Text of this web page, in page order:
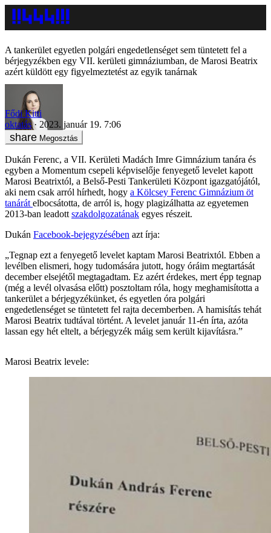
A tankerület egyetlen polgári engedetlenséget sem tüntetett fel a
bérjegyzékben egy VII. kerületi gimnáziumban, de Marosi Beatrix
azért küldött egy figyelmeztetést az egyik tanárnak
Fődi Kitti
oktatás
2023. január 19. 7:06
Megosztás
Dukán Ferenc, a VII. Kerületi Madách Imre Gimnázium tanára és
egyben a Momentum csepeli képviselője fenyegető levelet kapott
Marosi Beatrixtól, a Belső-Pesti Tankerületi Központ igazgatójától,
aki nem csak arról hírhedt, hogy a Kölcsey Ferenc Gimnázium öt
tanárát elbocsátotta, de arról is, hogy plagizálhatta az egyetemen
2013-ban leadott szakdolgozatának egyes részeit.
Dukán Facebook-bejegyzésében azt írja:
„Tegnap ezt a fenyegető levelet kaptam Marosi Beatrixtól. Ebben a
levélben elismeri, hogy tudomására jutott, hogy óráim megtartását
december elsejétől megtagadtam. Ez azért érdekes, mert épp tegnap
(még a levél olvasása előtt) posztoltam róla, hogy meghamisította a
tankerület a bérjegyzékünket, és egyetlen óra polgári
engedetlenséget se tüntetett fel rajta decemberben. A hamisítás tehát
Marosi Beatrix tudtával történt. A levelet január 11-én írta, azóta
lassan egy hét eltelt, a bérjegyzék máig sem került kijavításra.”
Marosi Beatrix levele: